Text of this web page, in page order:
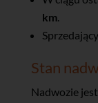
km.
Stan
Nadwozie